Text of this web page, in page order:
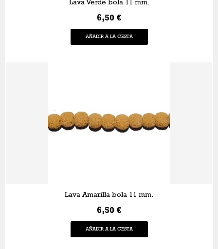
Lava Verde bola 11 mm.
6,50 €
AÑADIR A LA CESTA
Lava Amarilla bola 11 mm.
6,50 €
AÑADIR A LA CESTA